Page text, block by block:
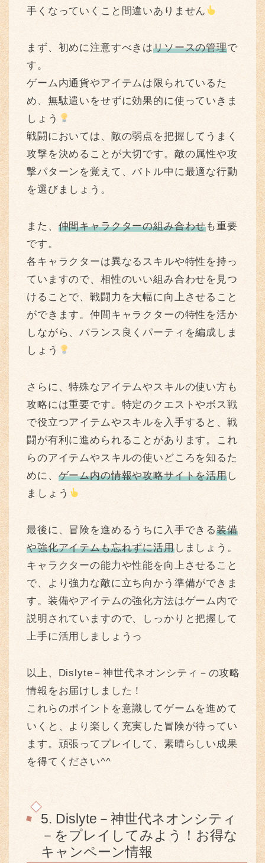
手くなっていくこと間違いありません
まず、初めに注意すべきはリソースの管理で
す。
ゲーム内通貨やアイテムは限られているた
め、無駄遣いをせずに効果的に使っていきま
しょう
戦闘においては、敵の弱点を把握してうまく
攻撃を決めることが大切です。敵の属性や攻
撃パターンを覚えて、バトル中に最適な行動
を選びましょう。
また、 仲間キャラクターの組み合わせも重要
です。
各キャラクターは異なるスキルや特性を持っ
ていますので、相性のいい組み合わせを見つ
けることで、戦闘力を大幅に向上させること
ができます。仲間キャラクターの特性を活か
しながら、バランス良くパーティを編成しま
しょう
さらに、特殊なアイテムやスキルの使い方も
攻略には重要です。特定のクエストやボス戦
で役立つアイテムやスキルを入手すると、戦
闘が有利に進められることがあります。これ
らのアイテムやスキルの使いどころを知るた
めに、 ゲーム内の情報や攻略サイトを活用し
ましょう
最後に、冒険を進めるうちに入手できる装備
や強化アイテムも忘れずに活用しましょう。
キャラクターの能力や性能を向上させること
で、より強力な敵に立ち向かう準備ができま
す。装備やアイテムの強化方法はゲーム内で
説明されていますので、しっかりと把握して
上手に活用しましょうっ
以上、Dislyte－神世代ネオンシティ－の攻略
情報をお届けしました！
これらのポイントを意識してゲームを進めて
いくと、より楽しく充実した冒険が待ってい
ます。頑張ってプレイして、素晴らしい成果
を得てください^^
5. Dislyte－神世代ネオンシティ
－をプレイしてみよう！お得な
キャンペーン情報